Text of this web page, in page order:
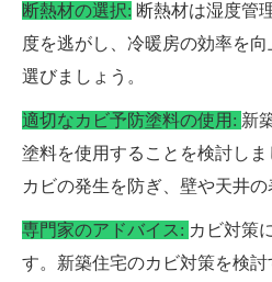
断熱材の選択: 断熱材は湿度管
度を逃がし、冷暖房の効率を
選びましょう。
適切なカビ予防塗料の使用: 新
塗料を使用することを検討し
カビの発生を防ぎ、壁や天井の
専門家のアドバイス: カビ対策
す。新築住宅のカビ対策を検